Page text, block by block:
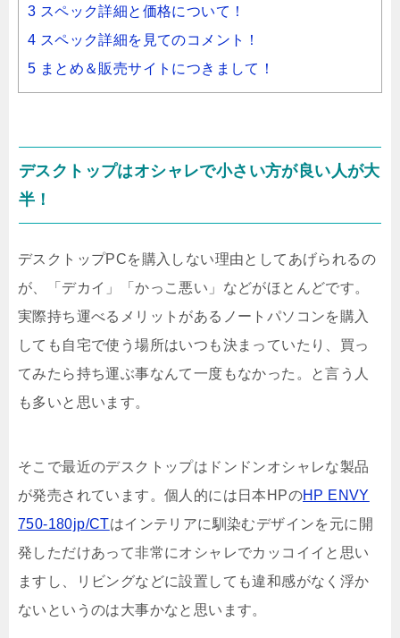
3 スペック詳細と価格について！
4 スペック詳細を見てのコメント！
5 まとめ＆販売サイトにつきまして！
デスクトップはオシャレで小さい方が良い人が大
半！
デスクトップPCを購入しない理由としてあげられるの
が、「デカイ」「かっこ悪い」などがほとんどです。
実際持ち運べるメリットがあるノートパソコンを購入
しても自宅で使う場所はいつも決まっていたり、買っ
てみたら持ち運ぶ事なんて一度もなかった。と言う人
も多いと思います。
そこで最近のデスクトップはドンドンオシャレな製品
が発売されています。個人的には日本HPのHP ENVY
750-180jp/CTはインテリアに馴染むデザインを元に開
発しただけあって非常にオシャレでカッコイイと思い
ますし、リビングなどに設置しても違和感がなく浮か
ないというのは大事かなと思います。